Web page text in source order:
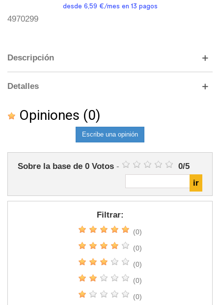
4970299
Descripción
Detalles
Opiniones (0)
Escribe una opinión
Sobre la base de 0 Votos - 0/5
Filtrar:
(0)
(0)
(0)
(0)
(0)